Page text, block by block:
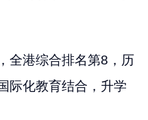
全港综合排名第8，历
际化教育结合，升学